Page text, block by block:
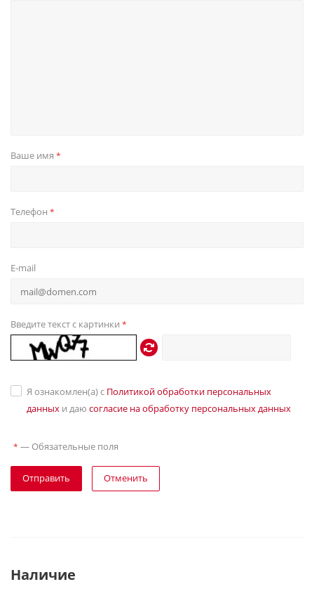
Ваше имя *
Телефон *
E-mail
Введите текст с картинки *
Я ознакомлен(а) с Политикой обработки персональных
данных и даю согласие на обработку персональных данных
* — Обязательные поля
Отправить Отменить
Наличие